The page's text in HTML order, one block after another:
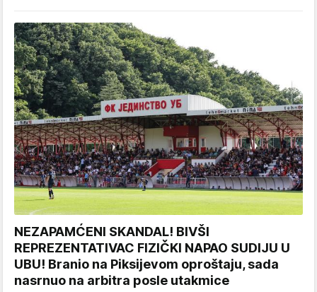
NEZAPAMĆENI SKANDAL! BIVŠI
REPREZENTATIVAC FIZIČKI NAPAO SUDIJU U
UBU! Branio na Piksijevom oproštaju, sada
nasrnuo na arbitra posle utakmice